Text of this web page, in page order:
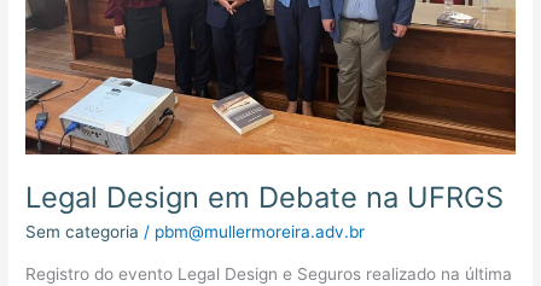
Legal Design em Debate na UFRGS
Sem categoria / pbm@mullermoreira.adv.br
Registro do evento Legal Design e Seguros realizado na última